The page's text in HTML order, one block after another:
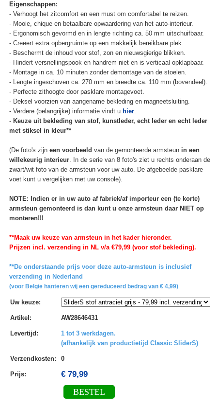
Eigenschappen:
- Verhoogt het zitcomfort en een must om comfortabel te reizen.
- Mooie, chique en betaalbare opwaardering van het auto-interieur.
- Ergonomisch gevormd en in lengte richting ca. 50 mm uitschuifbaar.
- Creëert extra opbergruimte op een makkelijk bereikbare plek.
- Beschermt de inhoud voor stof, zon en nieuwsgierige blikken.
- Hindert versnellingspook en handrem niet en is verticaal opklapbaar.
- Montage in ca. 10 minuten zonder demontage van de stoelen.
- Lengte ingeschoven ca. 270 mm en breedte ca. 110 mm (bovendeel).
- Perfecte zithoogte door pasklare montagevoet.
- Deksel voorzien van aangename bekleding en magneetsluiting.
- Verdere (belangrijke) informatie vindt u hier.
- Keuze uit bekleding van stof, kunstleder, echt leder en echt leder
met stiksel in kleur**
(De foto's zijn een voorbeeld van de gemonteerde armsteun in een
willekeurig interieur. In de serie van 8 foto's ziet u rechts onderaan de
zwart/wit foto van de armsteun voor uw auto. De afgebeelde pasklare
voet kunt u vergelijken met uw console).
NOTE: Indien er in uw auto af fabriek/af importeur een (te korte)
armsteun gemonteerd is dan kunt u onze armsteun daar NIET op
monteren!!!
**Maak uw keuze van armsteun in het kader hieronder.
Prijzen incl. verzending in NL v/a €79,99 (voor stof bekleding).
**De onderstaande prijs voor deze auto-armsteun is inclusief
verzending in Nederland
(voor Belgie hanteren wij een gereduceerd bedrag van € 4,99)
Uw keuze:
Artikel : AW28646431
Levertijd :
1 tot 3 werkdagen.
(afhankelijk van productietijd Classic SliderS)
Verzendkosten: 0
Prijs: € 79,99
BESTEL